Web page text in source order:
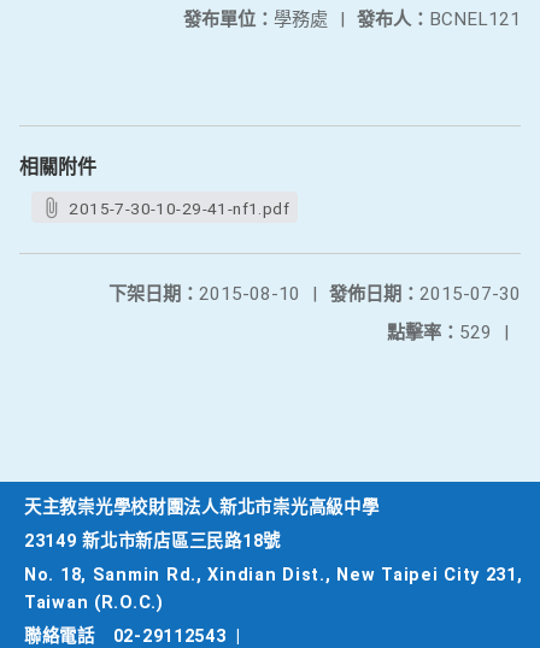
發布人： BCNEL121
發布單位： 學務處 |
相關附件
2015-7-30-10-29-41-nf1.pdf
發佈日期： 2015-07-30
下架日期： 2015-08-10
|
點擊率： 529 |
天主教崇光學校財團法人新北市崇光高級中學
23149 新北市新店區三民路18號
No. 18, Sanmin Rd., Xindian Dist., New Taipei City 231,
Taiwan (R.O.C.)
聯絡電話
02-29112543